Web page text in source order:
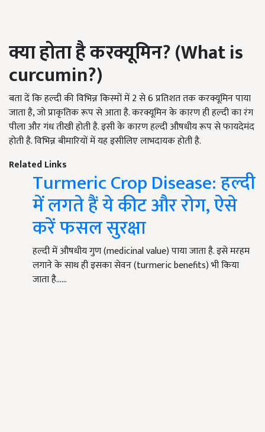
क्याहोताहैकरक्यूमिन? (What is
curcumin?)
बता दें कि हल्दी की विभिन्न किस्मों में 2 से 6 प्रतिशत तक करक्यूमिन पाया
जाता है, जो प्राकृतिक रूप से आता है. करक्यूमिन के कारण ही हल्दी का रंग
पीला और गंध तीखी होती है. इसी के कारण हल्दी औषधीय रूप से फायदेमंद
होती है. विभिन्न बीमारियों में यह इसीलिए लाभदायक होती है.
Related Links
Turmeric Crop Disease: हल्दी
में लगते हैं ये कीट और रोग, ऐसे
करें फसल सुरक्षा
हल्दी में औषधीय गुण (medicinal value) पाया जाता है. इसे मरहम
लगाने के साथ ही इसका सेवन (turmeric benefits) भी किया
जाता है...…